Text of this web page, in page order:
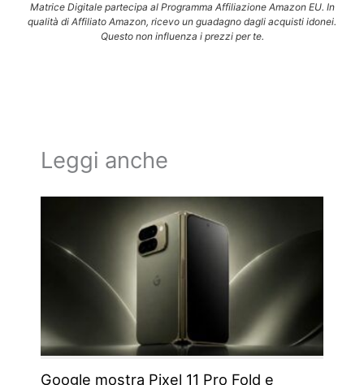
Matrice Digitale partecipa al Programma Affiliazione Amazon EU. In
qualità di Affiliato Amazon, ricevo un guadagno dagli acquisti idonei.
Questo non influenza i prezzi per te.
Leggi anche
Google mostra Pixel 11 Pro Fold e